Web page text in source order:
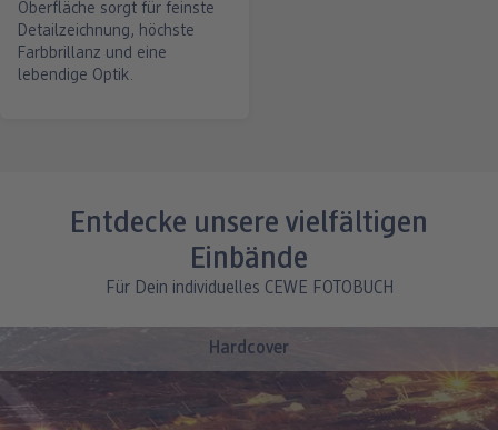
Oberfläche sorgt für feinste
Detailzeichnung, höchste
Farbbrillanz und eine
lebendige Optik.
Entdecke unsere vielfältigen
Einbände
Für Dein individuelles CEWE FOTOBUCH